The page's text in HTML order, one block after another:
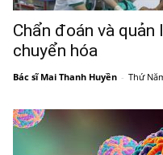
Chẩn đoán và quản
chuyển hóa
Bác sĩ Mai Thanh Huyền - Thứ